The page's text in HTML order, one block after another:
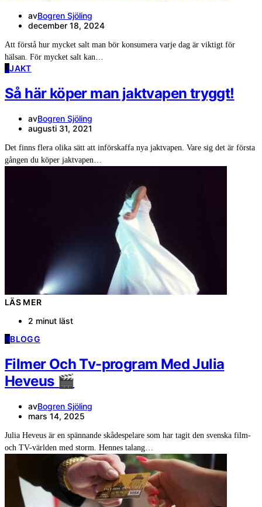
avBogren Sjöling
december 18, 2024
Att förstå hur mycket salt man bör konsumera varje dag är viktigt för
hälsan. För mycket salt kan…
JJAKT
Så här köper man jaktvapen tryggt!
avBogren Sjöling
augusti 31, 2021
Det finns flera olika sätt att införskaffa nya jaktvapen. Vare sig det är första
gången du köper jaktvapen…
LÄS MER
2 minut läst
BBLOGG
Filmer Och Tv-program Med Julia
Heveus 🎬
avBogren Sjöling
mars 14, 2025
Julia Heveus är en spännande skådespelare som har tagit den svenska film-
och TV-världen med storm. Hennes talang…